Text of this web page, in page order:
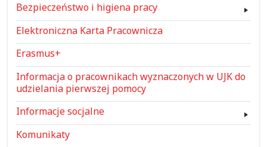
Bezpieczeństwo i higiena pracy
Elektroniczna Karta Pracownicza
Erasmus+
Informacja o pracownikach wyznaczonych w UJK do
udzielania pierwszej pomocy
Informacje socjalne
Komunikaty